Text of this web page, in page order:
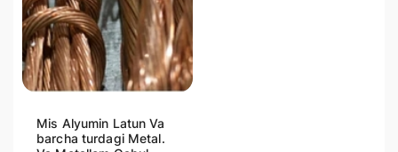
Mis Alyumin Latun Va
barcha turdagi Metal.